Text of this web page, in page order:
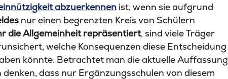
abzuerkennenist, wenn sie aufgrund
nur einen begrenzten Kreis von Schülern
die Allgemeinheit repräsentiert, sind viele Träger
welche Konsequenzen diese Entscheidung
könnte. Betrachtet man die aktuelle Auffassung
dass nur Ergänzungsschulen von diesem